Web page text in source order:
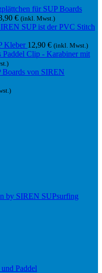
€ (inkl. Mwst.)
Kleber 12,90 € (inkl. Mwst.)
Paddel Clip - Karabiner mit
by SIREN SUPsurfing
Paddel